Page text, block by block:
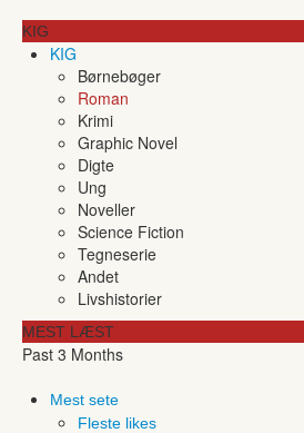
KIG
KIG
Børnebøger
Roman
Krimi
Graphic Novel
Digte
Ung
Noveller
Science Fiction
Tegneserie
Andet
Livshistorier
MEST LÆST
Past 3 Months
Mest sete
Fleste likes